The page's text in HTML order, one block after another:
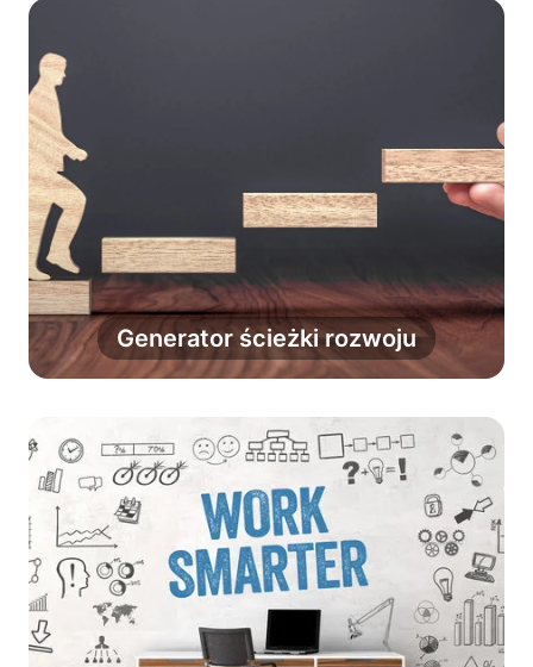
Generator ścieżki rozwoju
Zbuduj kompletną ścieżkę rozwoju
opartą na kompetencjach twardych,
zawodowych, interpersonalnych i
cyfrowych.